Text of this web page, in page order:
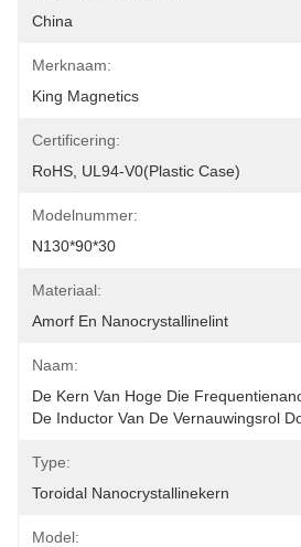
China
Merknaam:
King Magnetics
Certificering:
RoHS, UL94-V0(Plastic Case)
Modelnummer:
N130*90*30
Materiaal:
Amorf En Nanocrystallinelint
Naam:
De Kern Van Hoge Die
De Inductor Van De Vernauwingsrol
Type:
Toroidal Nanocrystallinekern
Model: